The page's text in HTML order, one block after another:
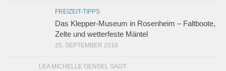
FREIZEIT-TIPPS
Das Klepper-Museum in Rosenheim – Faltboote,
Zelte und wetterfeste Mäntel
25. SEPTEMBER 2018
LEA MICHELLE GENSEL SAGT: